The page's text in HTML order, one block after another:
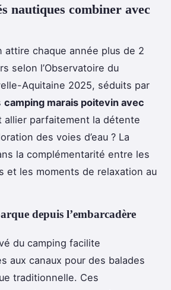
nautiques combiner avec
attire chaque année plus de 2
selon l’Observatoire du
Aquitaine 2025, séduits par
camping marais poitevin avec
allier parfaitement la détente
des voies d’eau ? La
la complémentarité entre les
et les moments de relaxation au
depuis l’embarcadère
du camping facilite
aux canaux pour des balades
traditionnelle. Ces